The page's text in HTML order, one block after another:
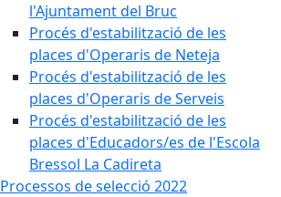
l'Ajuntament del Bruc
Procés d'estabilització de les
places d'Operaris de Neteja
Procés d'estabilització de les
places d'Operaris de Serveis
Procés d'estabilització de les
places d'Educadors/es de l'Escola
Bressol La Cadireta
Processos de selecció 2022